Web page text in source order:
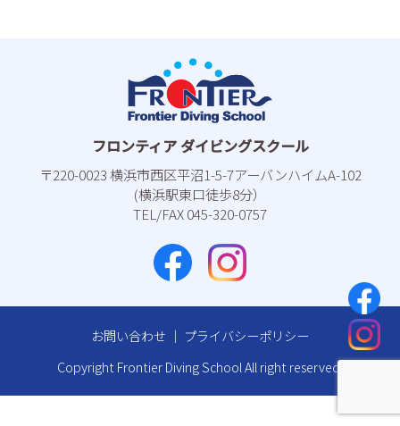
フロンティア ダイビングスクール
〒220-0023 横浜市⻄区平沼1-5-7アーバンハイムA-102
(横浜駅東⼝徒歩8分）
TEL/FAX 045-320-0757
お問い合わせ ｜ プライバシーポリシー
Copyright Frontier Diving School All right reserved.